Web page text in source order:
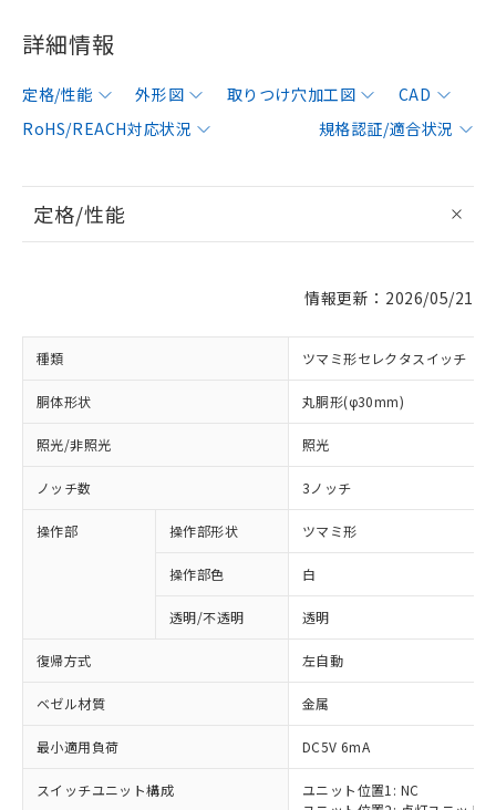
詳細情報
定格/性能 外形図 取りつけ穴加工図
CAD
RoHS/REACH対応状況
規格認証/適合状況
定格/性能
情報更新：2026/05/21
種類 ツマミ形セレクタスイッチ
胴体形状 丸胴形(φ30mm)
照光/非照光 照光
ノッチ数 3ノッチ
操作部 操作部形状 ツマミ形
操作部色 白
透明/不透明 透明
復帰方式 左自動
ベゼル材質 金属
最小適用負荷 DC5V 6mA
スイッチユニット構成
ユニット位置1: NC